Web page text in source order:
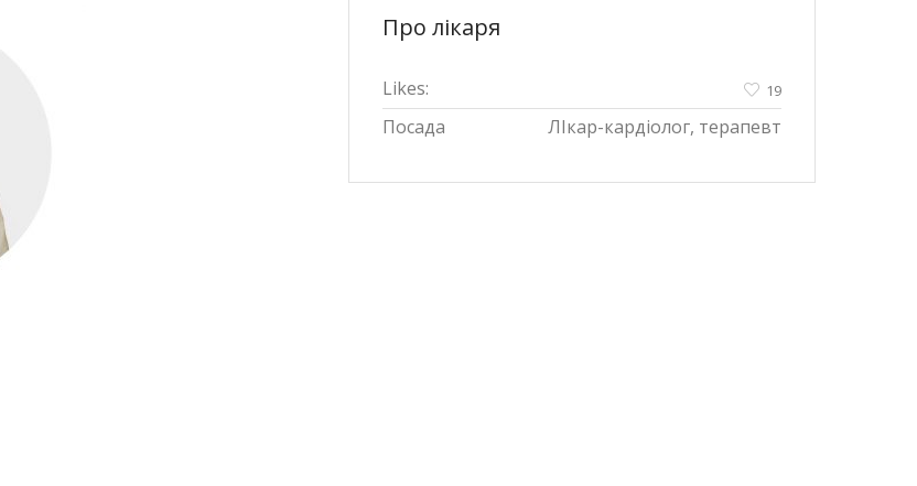
Про лікаря
Likes: 19
Посада ЛІкар-кардіолог, терапевт